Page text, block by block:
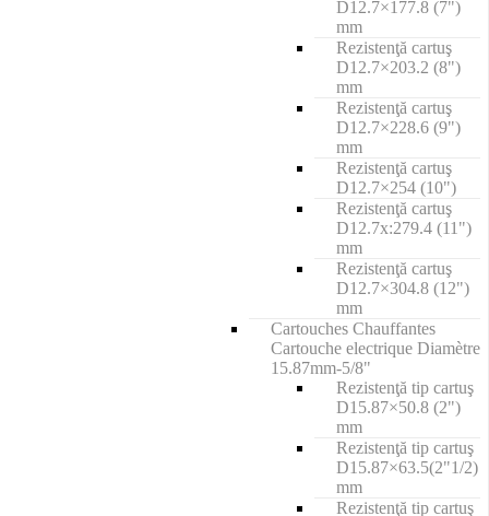
D12.7×177.8 (7")
mm
Rezistenţă cartuş
D12.7×203.2 (8")
mm
Rezistenţă cartuş
D12.7×228.6 (9")
mm
Rezistenţă cartuş
D12.7×254 (10")
Rezistenţă cartuş
D12.7x:279.4 (11")
mm
Rezistenţă cartuş
D12.7×304.8 (12")
mm
Cartouches Chauffantes
Cartouche electrique Diamètre
15.87mm-5/8"
Rezistenţă tip cartuş
D15.87×50.8 (2")
mm
Rezistenţă tip cartuş
D15.87×63.5(2"1/2)
mm
Rezistenţă tip cartuş